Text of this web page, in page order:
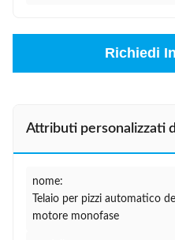
Richiedi
Attributi personalizzati
nome:
Telaio per pizzi automatico
motore monofase